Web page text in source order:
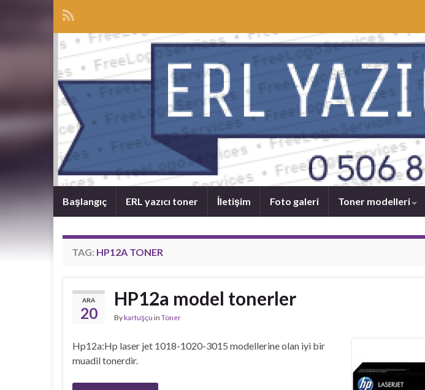
Başlangıç ERL yazıcı toner İletişim Foto galeri Toner modelleri
TAG: HP12A TONER
ARA
20
HP12a model tonerler
Bykartuşçu in Toner
Hp12a:Hp laser jet 1018-1020-3015 modellerine olan iyi bir
muadil tonerdir.